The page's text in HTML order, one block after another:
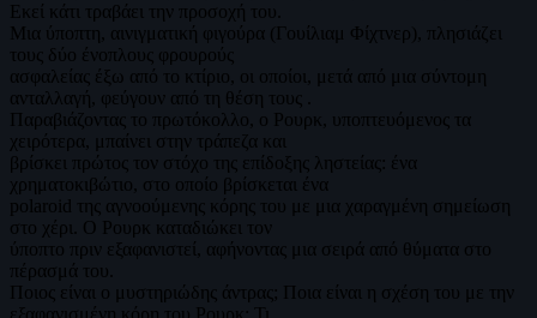
Εκεί κάτι τραβάει την προσοχή του.
Μια ύποπτη, αινιγματική φιγούρα (Γουίλιαμ Φίχτνερ), πλησιάζει
τους δύο ένοπλους φρουρούς
ασφαλείας έξω από το κτίριο, οι οποίοι, μετά από μια σύντομη
ανταλλαγή, φεύγουν από τη θέση τους .
Παραβιάζοντας το πρωτόκολλο, ο Ρουρκ, υποπτευόμενος τα
χειρότερα, μπαίνει στην τράπεζα και
βρίσκει πρώτος τον στόχο της επίδοξης ληστείας: ένα
χρηματοκιβώτιο, στο οποίο βρίσκεται ένα
polaroid της αγνοούμενης κόρης του με μια χαραγμένη σημείωση
στο χέρι. Ο Ρουρκ καταδιώκει τον
ύποπτο πριν εξαφανιστεί, αφήνοντας μια σειρά από θύματα στο
πέρασμά του.
Ποιος είναι ο μυστηριώδης άντρας; Ποια είναι η σχέση του με την